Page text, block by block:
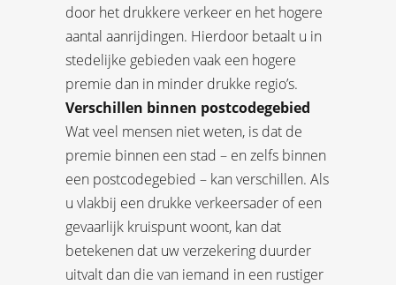
door het drukkere verkeer en het hogere
aantal aanrijdingen. Hierdoor betaalt u in
stedelijke gebieden vaak een hogere
premie dan in minder drukke regio’s.
Verschillen binnen postcodegebied
Wat veel mensen niet weten, is dat de
premie binnen een stad – en zelfs binnen
een postcodegebied – kan verschillen. Als
u vlakbij een drukke verkeersader of een
gevaarlijk kruispunt woont, kan dat
betekenen dat uw verzekering duurder
uitvalt dan die van iemand in een rustiger